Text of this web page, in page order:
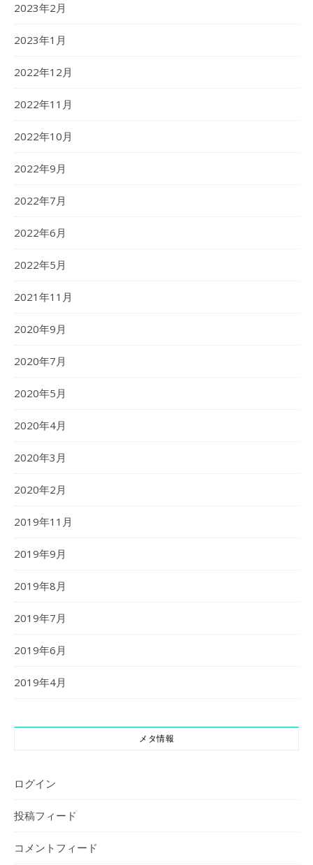
2023年2月
2023年1月
2022年12月
2022年11月
2022年10月
2022年9月
2022年7月
2022年6月
2022年5月
2021年11月
2020年9月
2020年7月
2020年5月
2020年4月
2020年3月
2020年2月
2019年11月
2019年9月
2019年8月
2019年7月
2019年6月
2019年4月
メタ情報
ログイン
投稿フィード
コメントフィード